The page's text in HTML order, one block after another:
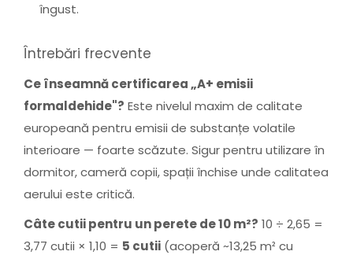
îngust.
Întrebări frecvente
Ce înseamnă certificarea „A+ emisii
formaldehide"? Este nivelul maxim de calitate
europeană pentru emisii de substanțe volatile
interioare — foarte scăzute. Sigur pentru utilizare în
dormitor, cameră copii, spații închise unde calitatea
aerului este critică.
Câte cutii pentru un perete de 10 m²? 10 ÷ 2,65 =
3,77 cutii × 1,10 = 5 cutii (acoperă ~13,25 m² cu